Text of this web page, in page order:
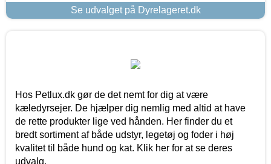
Se udvalget på Dyrelageret.dk
Hos Petlux.dk gør de det nemt for dig at være
kæledyrsejer. De hjælper dig nemlig med altid at have
de rette produkter lige ved hånden. Her finder du et
bredt sortiment af både udstyr, legetøj og foder i høj
kvalitet til både hund og kat. Klik her for at se deres
udvalg.